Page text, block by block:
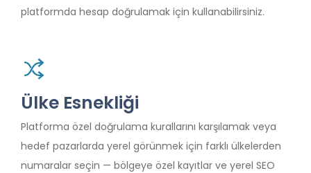
platformda hesap doğrulamak için kullanabilirsiniz.
Ülke Esnekliği
Platforma özel doğrulama kurallarını karşılamak veya
hedef pazarlarda yerel görünmek için farklı ülkelerden
numaralar seçin — bölgeye özel kayıtlar ve yerel SEO